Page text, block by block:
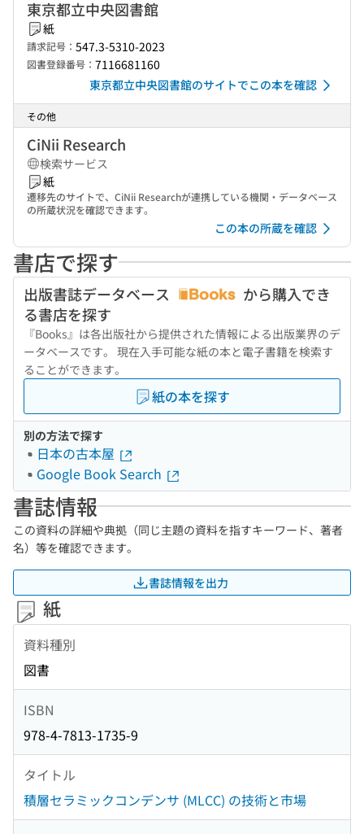
東京都立中央図書館
紙
請求記号： 547.3-5310-2023
図書登録番号： 7116681160
東京都立中央図書館のサイトでこの本を確認
その他
CiNii Research
検索サービス
紙
遷移先のサイトで、CiNii Researchが連携している機関・データベース
の所蔵状況を確認できます。
この本の所蔵を確認
書店で探す
出版書誌データベース
から購入でき
る書店を探す
『Books』は各出版社から提供された情報による出版業界のデ
ータベースです。 現在入手可能な紙の本と電子書籍を検索す
ることができます。
紙の本を探す
別の方法で探す
日本の古本屋
Google Book Search
書誌情報
この資料の詳細や典拠（同じ主題の資料を指すキーワード、著者
名）等を確認できます。
書誌情報を出力
紙
資料種別
図書
ISBN
978-4-7813-1735-9
タイトル
積層セラミックコンデンサ (MLCC) の技術と市場